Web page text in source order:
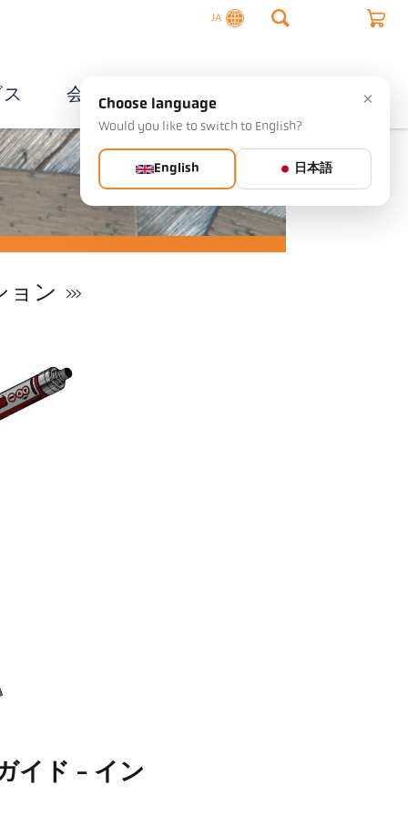
JA
会社概要
ョン
イド - イン
×
Choose language
Would you like to switch to English?
English 日本語